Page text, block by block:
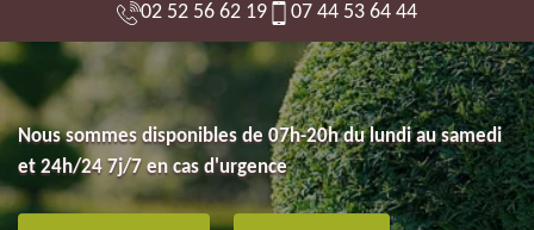
02 52 56 62 19 07 44 53 64 44
Nous sommes disponibles de 07h-20h du lundi au samedi
et 24h/24 7j/7 en cas d'urgence